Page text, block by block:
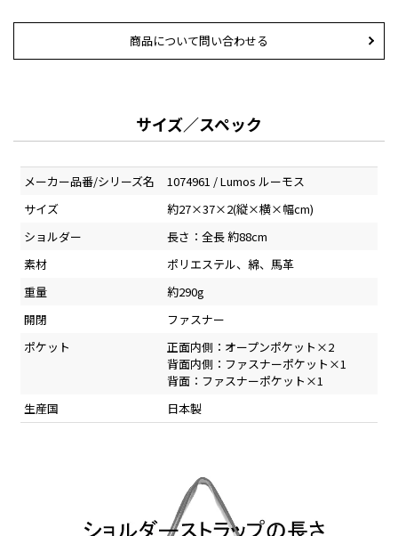
商品について問い合わせる
サイズ／スペック
メーカー品番/シリーズ名
1074961 / Lumos ルーモス
サイズ
約27×37×2(縦×横×幅cm)
ショルダー
長さ：全長 約88cm
素材
ポリエステル、綿、馬革
重量
約290g
開閉
ファスナー
ポケット
正面内側：オープンポケット×2
背面内側：ファスナーポケット×1
背面：ファスナーポケット×1
生産国
日本製